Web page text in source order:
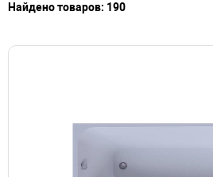
Найдено товаров: 190